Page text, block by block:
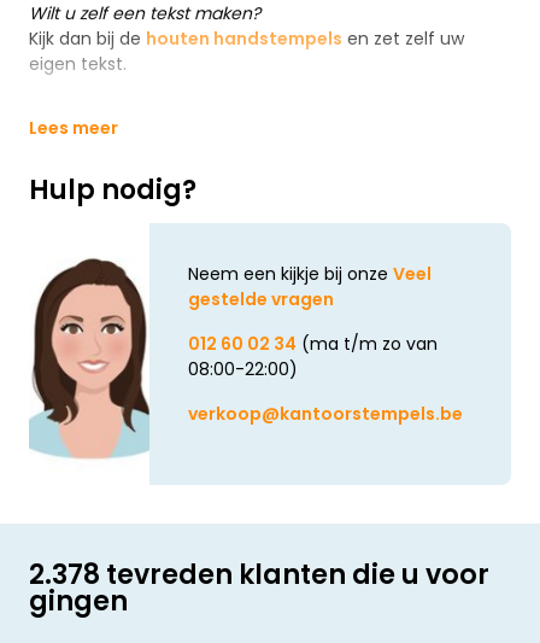
Wilt u zelf een tekst maken?
Kijk dan bij de houten handstempels en zet zelf uw
eigen tekst.
Lees meer
Hulp nodig?
Neem een kijkje bij onze Veel
gestelde vragen
012 60 02 34 (ma t/m zo van
08:00-22:00)
verkoop@kantoorstempels.be
2.378 tevreden klanten die u voor
gingen